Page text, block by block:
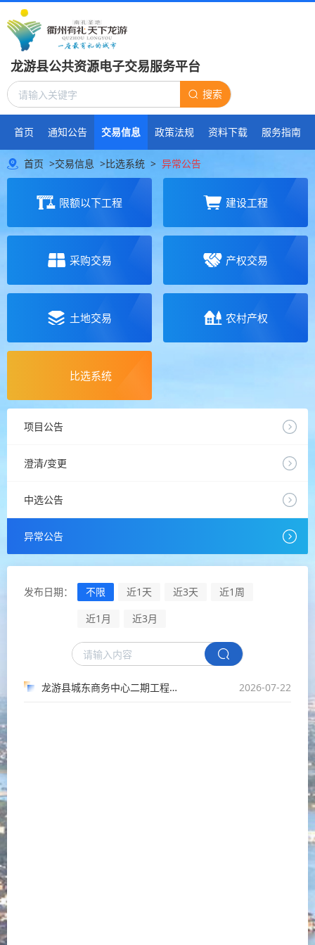
龙游县公共资源电子交易服务平台
搜索
首页 通知公告 交易信息 政策法规 资料下载 服务指南
首页 >交易信息 >比选系统 > 异常公告
限额以下工程 建设工程
采购交易 产权交易
土地交易 农村产权
比选系统
项目公告
澄清/变更
中选公告
异常公告
发布日期： 不限 近1天 近3天
近1周
近1月
近3月
龙游县城东商务中心二期工程招标代理（含预算编制）终止比选 2026-07-22